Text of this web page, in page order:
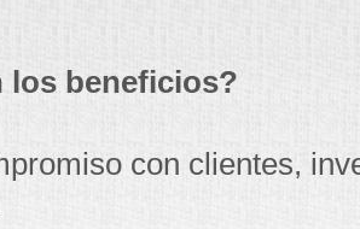
los beneficios?
con clientes,